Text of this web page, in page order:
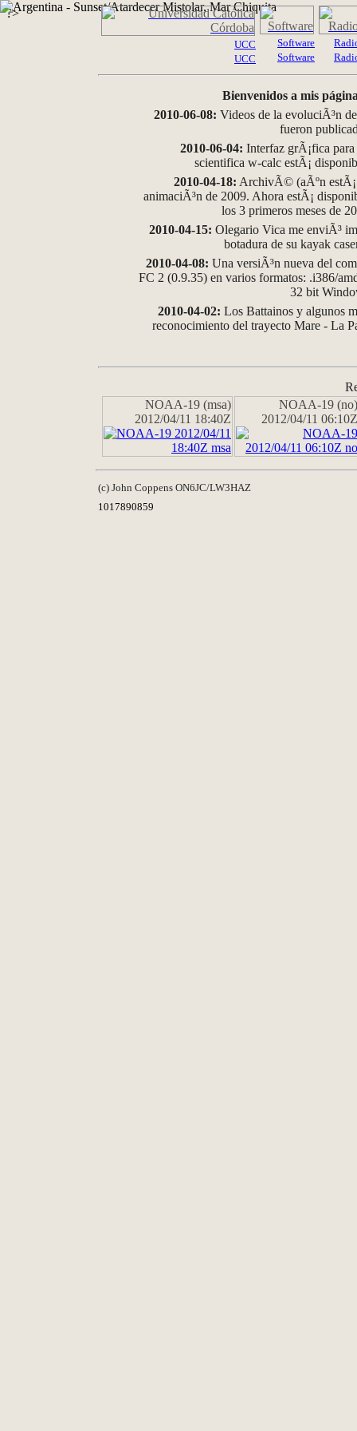
?>
UCC
UCC
Software
Software
Bienvenidos a mis
2010-06-08: Videos de la evoluciÃ³n
fueron
2010-06-04: Interfaz grÃ¡fica
scientifica w-calc estÃ¡
2010-04-18: ArchivÃ© (aÃºn
animaciÃ³n de 2009. Ahora estÃ¡
los 3 primeros meses de
2010-04-15: Olegario Vica me enviÃ³
botadura de su kayak
2010-04-08: Una versiÃ³n nueva del
FC 2 (0.9.35) en varios formatos: .i386/
32 bit
2010-04-02: Los Battainos y algunos
reconocimiento del trayecto Mare - La
NOAA-19 (msa)
2012/04/11 18:40Z
NOAA-19 (no)
2012/04/11 06:10Z
(c) John Coppens ON6JC/LW3HAZ
1017890859